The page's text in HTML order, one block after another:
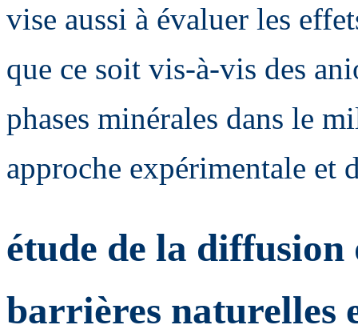
vise aussi à évaluer les
que ce soit vis-à-vis des
phases minérales dans le
approche expérimentale et
étude de la diffusion
barrières naturelles